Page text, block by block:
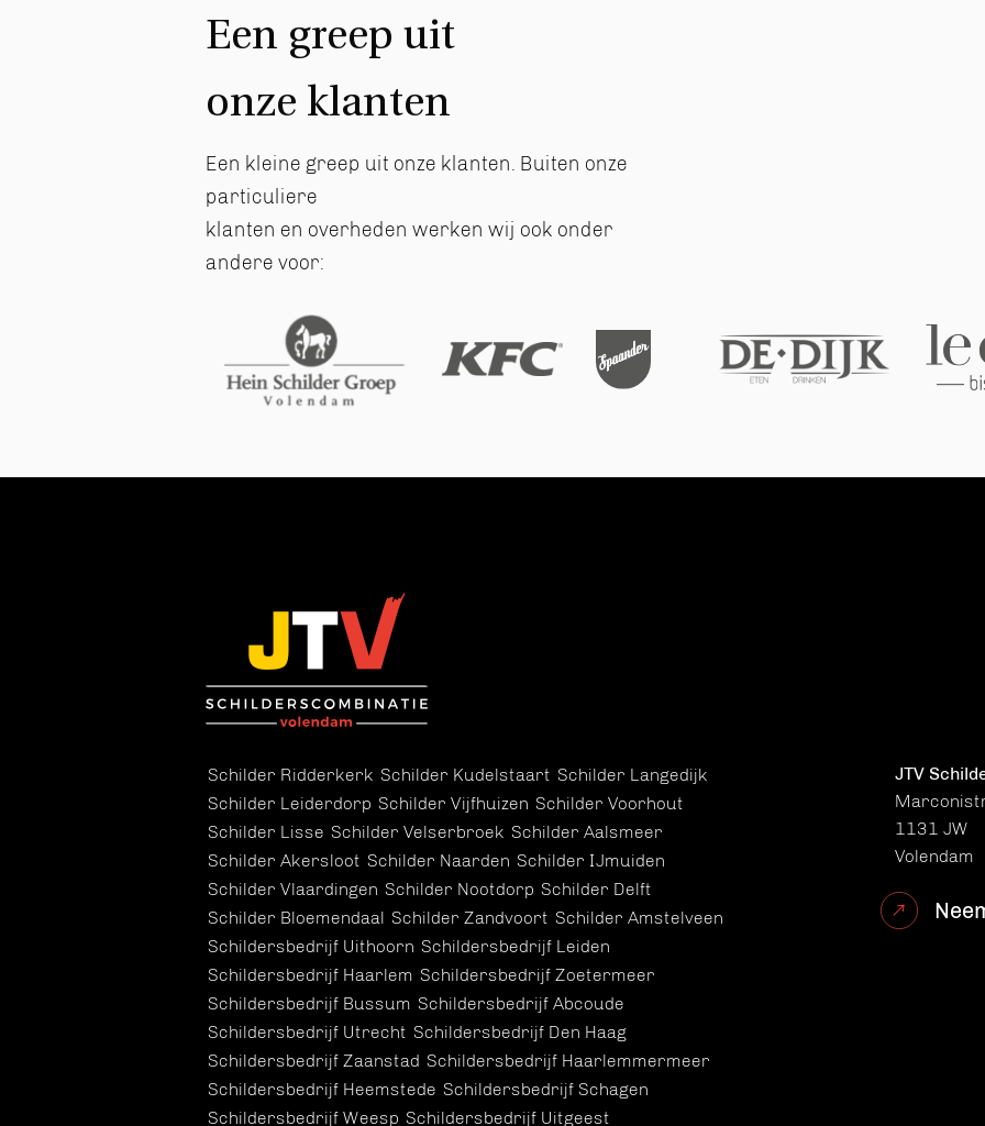
Een greep uit
onze klanten
Een kleine greep uit onze klanten. Buiten onze
particuliere
klanten en overheden werken wij ook onder
andere voor:
Schilder Ridderkerk Schilder Kudelstaart Schilder Langedijk
Schilder Leiderdorp Schilder Vijfhuizen Schilder Voorhout
Schilder Lisse Schilder Velserbroek Schilder Aalsmeer
Schilder Akersloot Schilder Naarden Schilder IJmuiden
Schilder Vlaardingen Schilder Nootdorp Schilder Delft
Schilder Bloemendaal Schilder Zandvoort Schilder Amstelveen
Schildersbedrijf Uithoorn Schildersbedrijf Leiden
Schildersbedrijf Haarlem Schildersbedrijf Zoetermeer
Schildersbedrijf Bussum Schildersbedrijf Abcoude
Schildersbedrijf Utrecht Schildersbedrijf Den Haag
Schildersbedrijf Zaanstad Schildersbedrijf Haarlemmermeer
Schildersbedrijf Heemstede Schildersbedrijf Schagen
Schildersbedrijf Weesp Schildersbedrijf Uitgeest
JTV
1131 JW
Volendam